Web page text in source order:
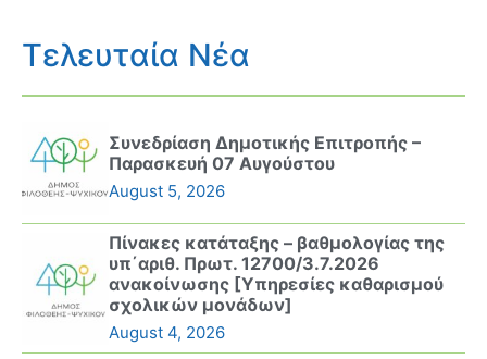
Τελευταία Νέα
Συνεδρίαση Δημοτικής Επιτροπής –
Παρασκευή 07 Αυγούστου
August 5, 2026
Πίνακες κατάταξης – βαθμολογίας της
υπ΄αριθ. Πρωτ. 12700/3.7.2026
ανακοίνωσης [Υπηρεσίες καθαρισμού
σχολικών μονάδων]
August 4, 2026